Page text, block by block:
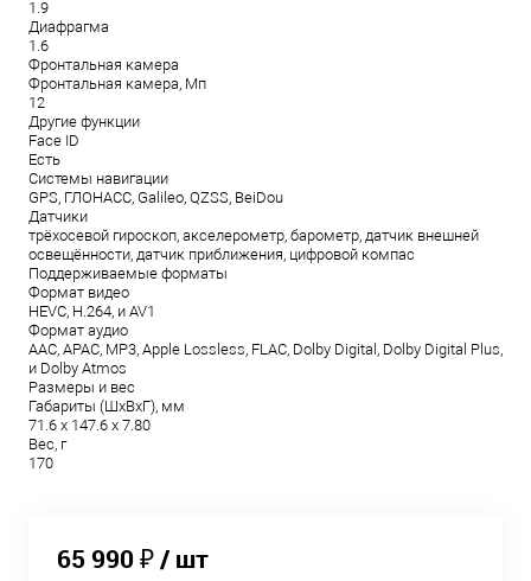
1.9
Диафрагма
1.6
Фронтальная камера
Фронтальная камера, Мп
12
Другие функции
Face ID
Есть
Системы навигации
GPS, ГЛОНАСС, Galileo, QZSS, BeiDou
Датчики
трёхосевой гироскоп, акселерометр, барометр, датчик внешней
освещённости, датчик приближения, цифровой компас
Поддерживаемые форматы
Формат видео
HEVC, H.264, и AV1
Формат аудио
AAC, APAC, MP3, Apple Lossless, FLAC, Dolby Digital, Dolby Digital Plus,
и Dolby Atmos
Размеры и вес
Габариты (ШxВxГ), мм
71.6 x 147.6 x 7.80
Вес, г
170
65 990 ₽/ шт